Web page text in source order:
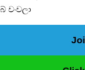
චංචලා